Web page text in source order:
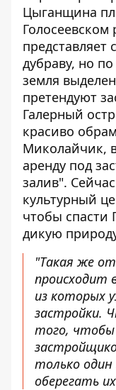
Цыганщина
Голосеевском
представляет
дубраву, но
земля
претендуют
Галерный
красиво
Миколайчик,
аренду под
залив".
культурный
чтобы спасти
дикую
"Такая же
происходит
из которых
застройки.
того,
только
оберегать